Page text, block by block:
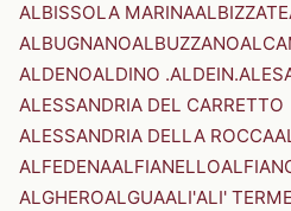
ALBISSOLA MARINAALBIZZATE
ALBUGNANOALBUZZANO
ALDENOALDINO .ALDEIN.ALES
ALESSANDRIA DEL CARRETTO
ALESSANDRIA DELLA ROCCA
ALFEDENAALFIANELLO
ALGHEROALGUAALI'ALI' TERME